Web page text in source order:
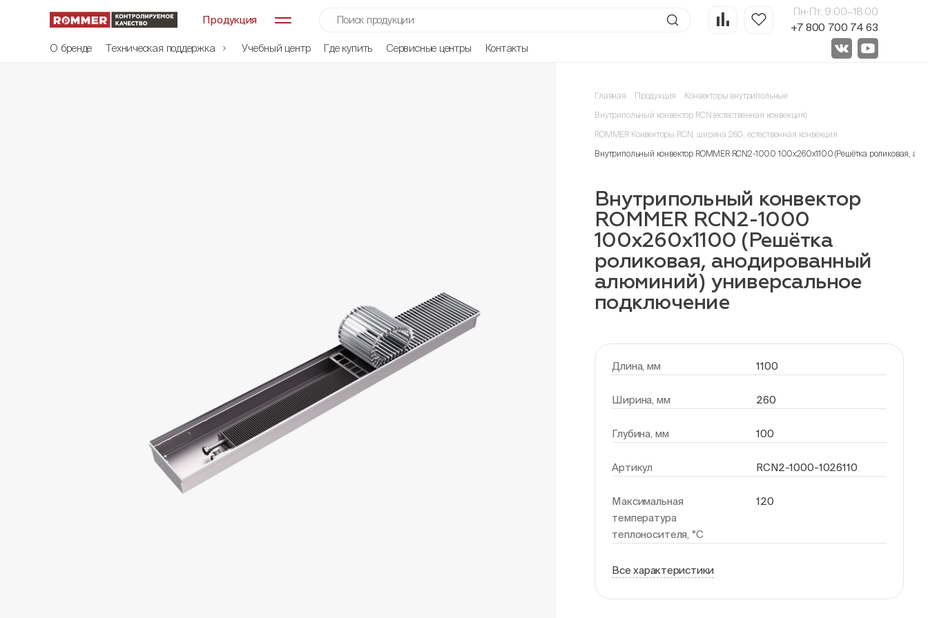
Продукция
Пн-Пт, 9:00—18:00
+7 800 700 74 63
О бренде
Техническая поддержка Учебный центр Где купить Сервисные центры Контакты
Главная Продукция Конвекторы внутрипольные
Внутрипольный конвектор RCN (естественная конвекция)
ROMMER Конвекторы RCN, ширина 260, естественная конвекция
Внутрипольный конвектор ROMMER RCN2-1000 100х260х1100 (Решётка роликовая,
Внутрипольный конвектор
ROMMER RCN2-1000
100х260х1100 (Решётка
роликовая, анодированный
алюминий) универсальное
подключение
Длина, мм 1100
Ширина, мм 260
Глубина, мм 100
Артикул RCN2-1000-1026110
Максимальная
температура
теплоносителя, °С
120
Все характеристики